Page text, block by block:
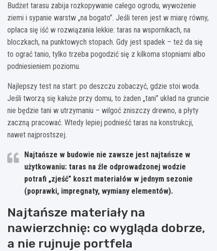
Budżet tarasu zabija rozkopywanie całego ogrodu, wywożenie
ziemi i sypanie warstw „na bogato”. Jeśli teren jest w miarę równy,
opłaca się iść w rozwiązania lekkie: taras na wspornikach, na
bloczkach, na punktowych stopach. Gdy jest spadek – też da się
to ograć tanio, tylko trzeba pogodzić się z kilkoma stopniami albo
podniesieniem poziomu.
Najlepszy test na start: po deszczu zobaczyć, gdzie stoi woda.
Jeśli tworzą się kałuże przy domu, to żaden „tani” układ na gruncie
nie będzie tani w utrzymaniu – wilgoć zniszczy drewno, a płyty
zaczną pracować. Wtedy lepiej podnieść taras na konstrukcji,
nawet najprostszej.
Najtańsze w budowie nie zawsze jest najtańsze w
użytkowaniu: taras na źle odprowadzonej wodzie
potrafi „zjeść” koszt materiałów w jednym sezonie
(poprawki, impregnaty, wymiany elementów).
Najtańsze materiały na
nawierzchnię: co wygląda dobrze,
a nie rujnuje portfela